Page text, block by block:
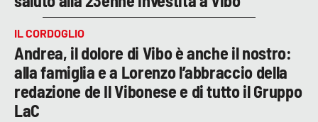
IL CORDOGLIO
Andrea, il dolore di Vibo è anche il nostro:
alla famiglia e a Lorenzo l’abbraccio della
redazione de Il Vibonese e di tutto il Gruppo
LaC